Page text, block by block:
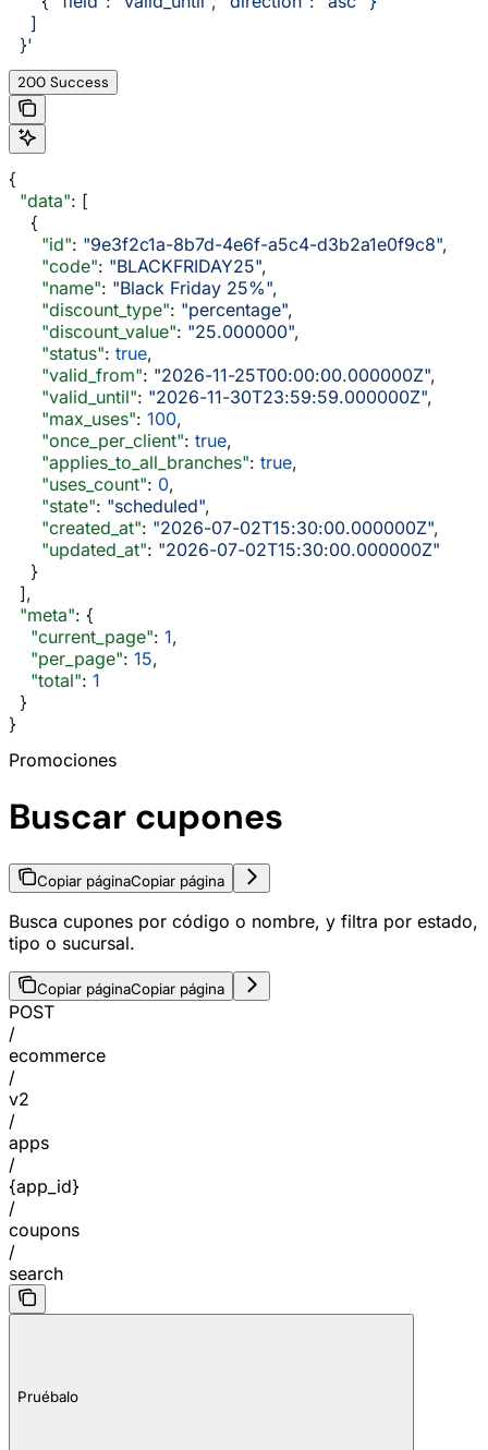
    ]
  }'
200 Success
{
  "data"
: [
    {
      "id"
: "9e3f2c1a-8b7d-4e6f-a5c4-d3b2a1e0f9c8",
      "code"
: "BLACKFRIDAY25",
      "name"
: "Black Friday 25%",
      "discount_type"
: "percentage",
      "discount_value"
: "25.000000",
      "status"
: true,
      "valid_from"
: "2026-11-25T00:00:00.000000Z",
      "valid_until"
: "2026-11-30T23:59:59.000000Z",
      "max_uses"
: 100,
      "once_per_client"
: true,
      "applies_to_all_branches"
: true,
      "uses_count"
: 0,
      "state"
: "scheduled",
      "created_at"
: "2026-07-02T15:30:00.000000Z",
      "updated_at"
: "2026-07-02T15:30:00.000000Z"
    }
  ],
  "meta"
: {
    "current_page"
: 1,
    "per_page"
: 15,
    "total"
: 1
  }
}
Promociones
Buscar cupones
Copiar páginaCopiar página
Busca cupones por código o nombre, y filtra por estado,
tipo o sucursal.
Copiar páginaCopiar página
POST
/
ecommerce
/
v2
/
apps
/
{app_id}
/
coupons
/
search
Pruébalo